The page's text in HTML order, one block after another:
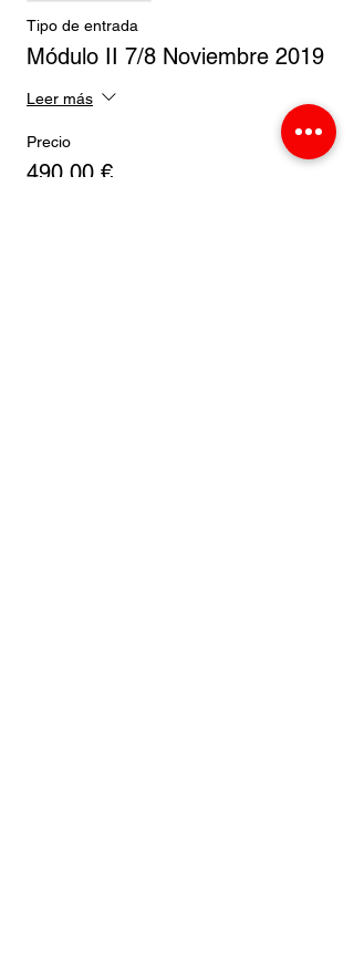
Tipo de entrada
Módulo II 7/8 Noviembre 2019
Leer más
Precio
490,00 €